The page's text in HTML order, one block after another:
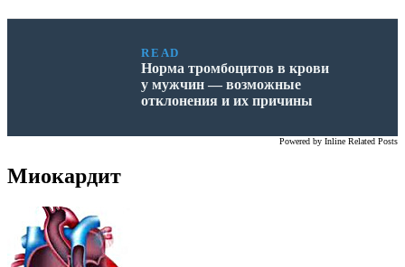
READ
Норма тромбоцитов в крови
у мужчин — возможные
отклонения и их причины
Powered by Inline Related Posts
Миокардит